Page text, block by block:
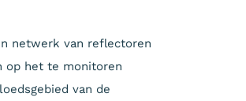
netwerk van reflectoren
op het te monitoren
van de